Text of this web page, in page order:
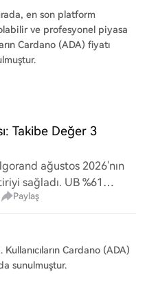
en son platform
ve profesyonel piyasa
Cardano (ADA) fiyatı
Takibe Değer 3
ağustos 2026'nın
sağladı. UB %61
test ediyor. ADA
Paylaş
Cardano (ADA)
sunulmuştur.